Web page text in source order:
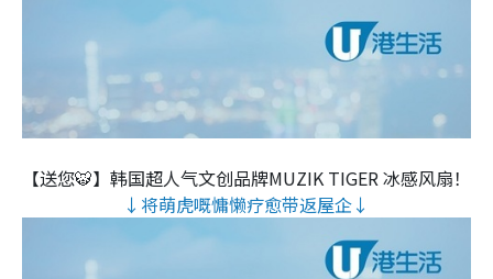
【送您🐯】韩国超人气文创品牌MUZIK TIGER 冰感风扇！
↓将萌虎嘅慵懒疗愈带返屋企↓